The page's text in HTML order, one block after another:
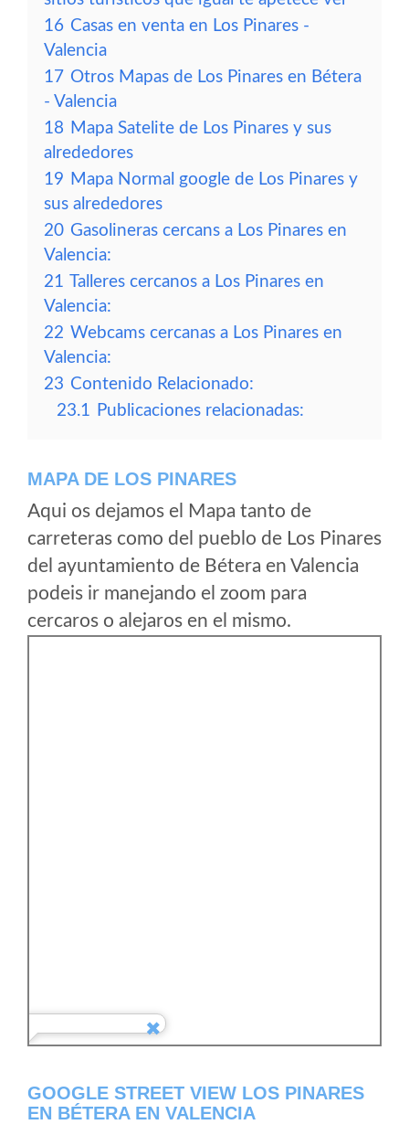
16 Casas en venta en Los Pinares -
Valencia
17 Otros Mapas de Los Pinares en Bétera
- Valencia
18 Mapa Satelite de Los Pinares y sus
alrededores
19 Mapa Normal google de Los Pinares y
sus alrededores
20 Gasolineras cercans a Los Pinares en
Valencia:
21 Talleres cercanos a Los Pinares en
Valencia:
22 Webcams cercanas a Los Pinares en
Valencia:
23 Contenido Relacionado:
23.1 Publicaciones relacionadas:
MAPA DE LOS PINARES
Aqui os dejamos el Mapa tanto de
carreteras como del pueblo de Los Pinares
del ayuntamiento de Bétera en Valencia
podeis ir manejando el zoom para
cercaros o alejaros en el mismo.
GOOGLE STREET VIEW LOS PINARES
EN BÉTERA EN VALENCIA